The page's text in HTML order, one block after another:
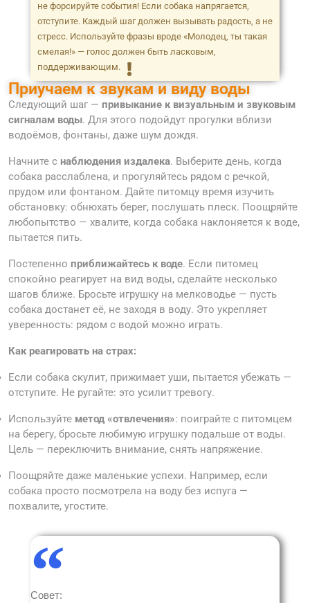
не форсируйте события! Если собака напрягается,
отступите. Каждый шаг должен вызывать радость, а не
стресс. Используйте фразы вроде «Молодец, ты такая
смелая!» — голос должен быть ласковым,
поддерживающим.
Приучаем к звукам и виду воды
Следующий шаг — привыкание к визуальным и звуковым
сигналам воды. Для этого подойдут прогулки вблизи
водоёмов, фонтаны, даже шум дождя.
Начните с наблюдения издалека. Выберите день, когда
собака расслаблена, и прогуляйтесь рядом с речкой,
прудом или фонтаном. Дайте питомцу время изучить
обстановку: обнюхать берег, послушать плеск. Поощряйте
любопытство — хвалите, когда собака наклоняется к воде,
пытается пить.
Постепенно приближайтесь к воде. Если питомец
спокойно реагирует на вид воды, сделайте несколько
шагов ближе. Бросьте игрушку на мелководье — пусть
собака достанет её, не заходя в воду. Это укрепляет
уверенность: рядом с водой можно играть.
Как реагировать на страх:
Если собака скулит, прижимает уши, пытается убежать —
отступите. Не ругайте: это усилит тревогу.
Используйте метод «отвлечения»: поиграйте с питомцем
на берегу, бросьте любимую игрушку подальше от воды.
Цель — переключить внимание, снять напряжение.
Поощряйте даже маленькие успехи. Например, если
собака просто посмотрела на воду без испуга —
похвалите, угостите.
Совет: